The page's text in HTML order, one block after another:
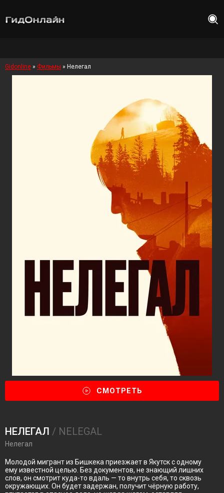
Gidonline » Фильмы » Нелегал
СМОТРЕТЬ
НЕЛЕГАЛ / NELEGAL
Нелегал
Молодой мигрант из Бишкека приезжает в Якутск с одному
ему известной целью. Без документов, не знающий лишних
слов, он смотрит куда-то вдаль — то внутрь себя, то сквозь
окружающих. Он будет задержан, получит чёрную работу,